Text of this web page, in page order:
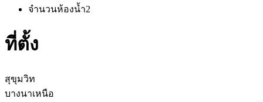
จำนวนห้องน้ำ2
ที่ตั้ง
สุขุมวิท
บางนาเหนือ